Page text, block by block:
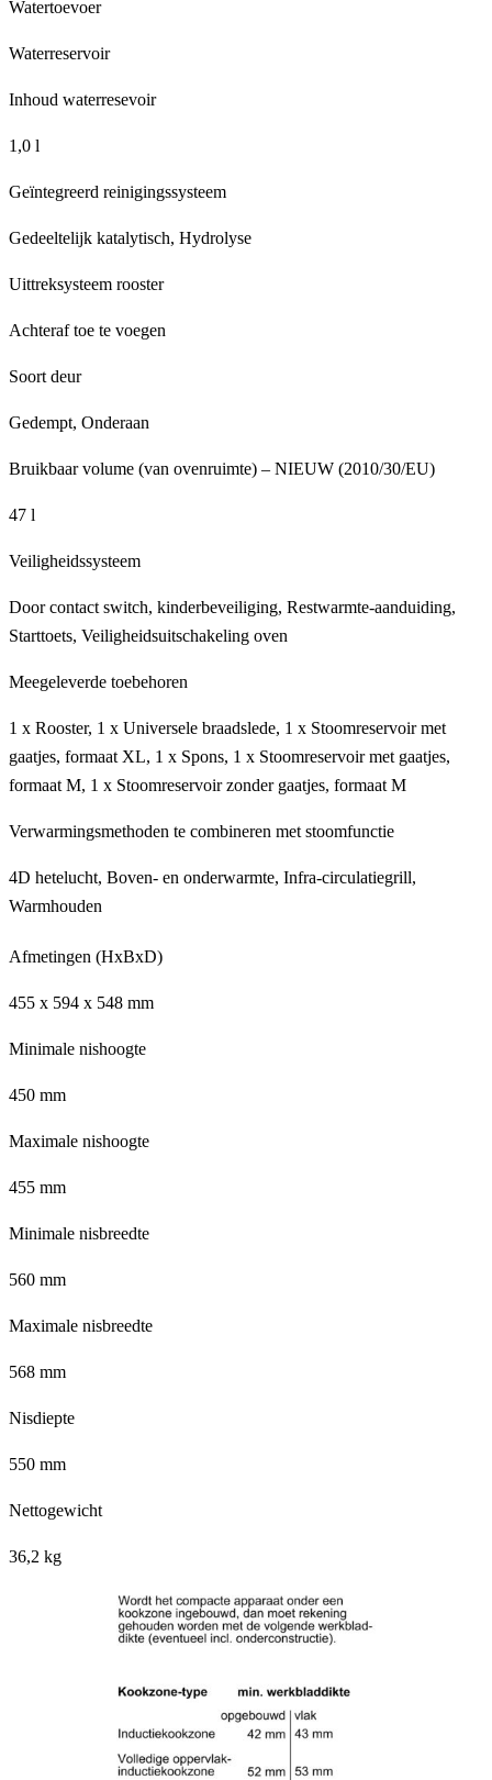
Watertoevoer
Waterreservoir
Inhoud waterresevoir
1,0 l
Geïntegreerd reinigingssysteem
Gedeeltelijk katalytisch, Hydrolyse
Uittreksysteem rooster
Achteraf toe te voegen
Soort deur
Gedempt, Onderaan
Bruikbaar volume (van ovenruimte) – NIEUW (2010/30/EU)
47 l
Veiligheidssysteem
Door contact switch, kinderbeveiliging, Restwarmte-aanduiding,
Starttoets, Veiligheidsuitschakeling oven
Meegeleverde toebehoren
1 x Rooster, 1 x Universele braadslede, 1 x Stoomreservoir met
gaatjes, formaat XL, 1 x Spons, 1 x Stoomreservoir met gaatjes,
formaat M, 1 x Stoomreservoir zonder gaatjes, formaat M
Verwarmingsmethoden te combineren met stoomfunctie
4D hetelucht, Boven- en onderwarmte, Infra-circulatiegrill,
Warmhouden
Afmetingen (HxBxD)
455 x 594 x 548 mm
Minimale nishoogte
450 mm
Maximale nishoogte
455 mm
Minimale nisbreedte
560 mm
Maximale nisbreedte
568 mm
Nisdiepte
550 mm
Nettogewicht
36,2 kg